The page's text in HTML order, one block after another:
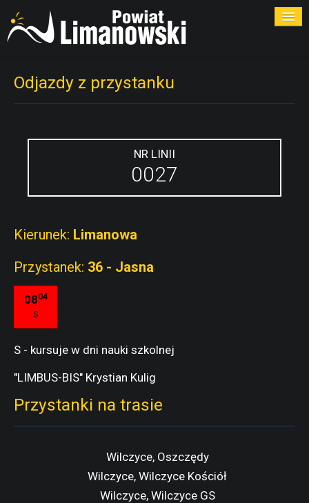
PRZYSTANKI
PRZEWOŹNICY
Odjazdy z przystanku
NR LINII
0027
Kierunek: Limanowa
Przystanek: 36 - Jasna
0804
S
S - kursuje w dni nauki szkolnej
"LIMBUS-BIS" Krystian Kulig
Przystanki na trasie
Wilczyce, Oszczędy
Wilczyce, Wilczyce Kościół
Wilczyce, Wilczyce GS